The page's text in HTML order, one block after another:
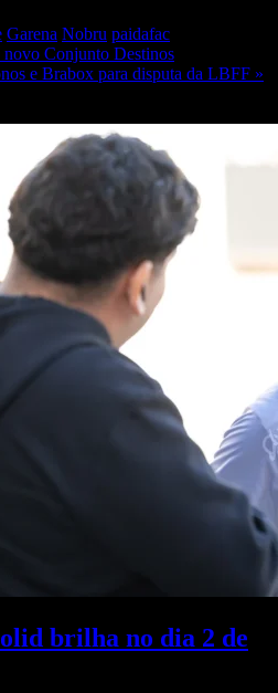
Garena Nobru paidafac
Conjunto Destinos
e Brabox para disputa da LBFF »
brilha no dia 2 de